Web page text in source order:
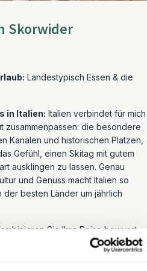
Skorwider
Landestypisch Essen & die
in Italien: Italien verbindet für mich
zusammenpassen: die besondere
Kanälen und historischen Plätzen,
Gefühl, einen Skitag mit gutem
ausklingen zu lassen. Genau
und Genuss macht Italien so
besten Länder um jährlich
Sie Ihre Reise bewusst
den norditalienischen Bergen lässt
Venedig verbinden. So erleben